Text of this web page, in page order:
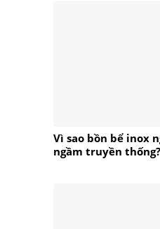
Vì sao bồn bể inox
ngầm truyền thống?